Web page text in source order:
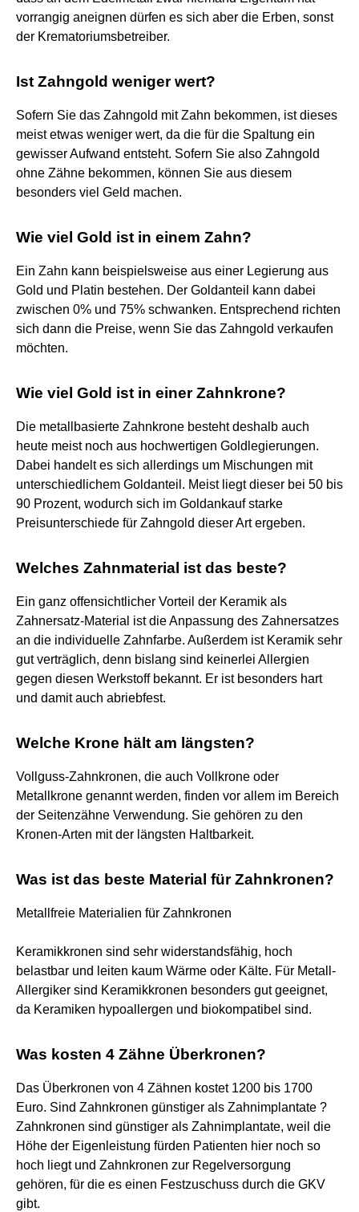
vorrangig aneignen dürfen es sich aber die Erben, sonst
der Krematoriumsbetreiber.
Ist Zahngold weniger wert?
Sofern Sie das Zahngold mit Zahn bekommen, ist dieses
meist etwas weniger wert, da die für die Spaltung ein
gewisser Aufwand entsteht. Sofern Sie also Zahngold
ohne Zähne bekommen, können Sie aus diesem
besonders viel Geld machen.
Wie viel Gold ist in einem Zahn?
Ein Zahn kann beispielsweise aus einer Legierung aus
Gold und Platin bestehen. Der Goldanteil kann dabei
zwischen 0% und 75% schwanken. Entsprechend richten
sich dann die Preise, wenn Sie das Zahngold verkaufen
möchten.
Wie viel Gold ist in einer Zahnkrone?
Die metallbasierte Zahnkrone besteht deshalb auch
heute meist noch aus hochwertigen Goldlegierungen.
Dabei handelt es sich allerdings um Mischungen mit
unterschiedlichem Goldanteil. Meist liegt dieser bei 50 bis
90 Prozent, wodurch sich im Goldankauf starke
Preisunterschiede für Zahngold dieser Art ergeben.
Welches Zahnmaterial ist das beste?
Ein ganz offensichtlicher Vorteil der Keramik als
Zahnersatz-Material ist die Anpassung des Zahnersatzes
an die individuelle Zahnfarbe. Außerdem ist Keramik sehr
gut verträglich, denn bislang sind keinerlei Allergien
gegen diesen Werkstoff bekannt. Er ist besonders hart
und damit auch abriebfest.
Welche Krone hält am längsten?
Vollguss-Zahnkronen, die auch Vollkrone oder
Metallkrone genannt werden, finden vor allem im Bereich
der Seitenzähne Verwendung. Sie gehören zu den
Kronen-Arten mit der längsten Haltbarkeit.
Was ist das beste Material für Zahnkronen?
Metallfreie Materialien für Zahnkronen
Keramikkronen sind sehr widerstandsfähig, hoch
belastbar und leiten kaum Wärme oder Kälte. Für Metall-
Allergiker sind Keramikkronen besonders gut geeignet,
da Keramiken hypoallergen und biokompatibel sind.
Was kosten 4 Zähne Überkronen?
Das Überkronen von 4 Zähnen kostet 1200 bis 1700
Euro. Sind Zahnkronen günstiger als Zahnimplantate ?
Zahnkronen sind günstiger als Zahnimplantate, weil die
Höhe der Eigenleistung fürden Patienten hier noch so
hoch liegt und Zahnkronen zur Regelversorgung
gehören, für die es einen Festzuschuss durch die GKV
gibt.